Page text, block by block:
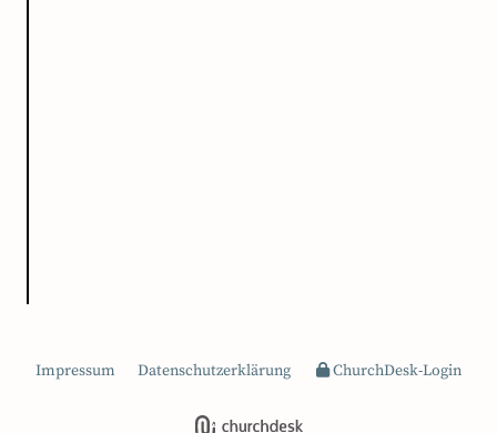
Impressum Datenschutzerklärung ChurchDesk-Login